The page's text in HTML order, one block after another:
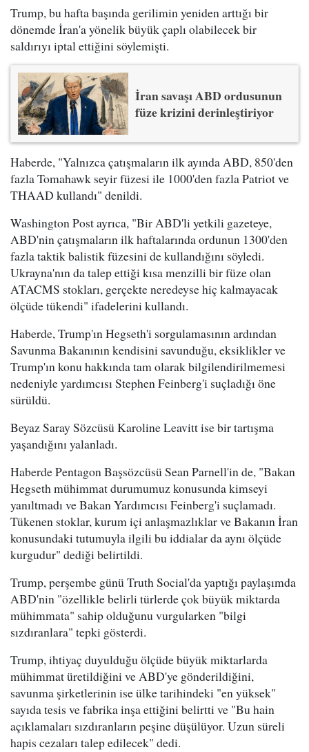
Trump, bu hafta başında gerilimin yeniden arttığı bir
dönemde İran'a yönelik büyük çaplı olabilecek bir
saldırıyı iptal ettiğini söylemişti.
İran savaşı ABD ordusunun
füze krizini derinleştiriyor
Haberde, "Yalnızca çatışmaların ilk ayında ABD, 850'den
fazla Tomahawk seyir füzesi ile 1000'den fazla Patriot ve
THAAD kullandı" denildi.
Washington Post ayrıca, "Bir ABD'li yetkili gazeteye,
ABD'nin çatışmaların ilk haftalarında ordunun 1300'den
fazla taktik balistik füzesini de kullandığını söyledi.
Ukrayna'nın da talep ettiği kısa menzilli bir füze olan
ATACMS stokları, gerçekte neredeyse hiç kalmayacak
ölçüde tükendi" ifadelerini kullandı.
Haberde, Trump'ın Hegseth'i sorgulamasının ardından
Savunma Bakanının kendisini savunduğu, eksiklikler ve
Trump'ın konu hakkında tam olarak bilgilendirilmemesi
nedeniyle yardımcısı Stephen Feinberg'i suçladığı öne
sürüldü.
Beyaz Saray Sözcüsü Karoline Leavitt ise bir tartışma
yaşandığını yalanladı.
Haberde Pentagon Başsözcüsü Sean Parnell'in de, "Bakan
Hegseth mühimmat durumumuz konusunda kimseyi
yanıltmadı ve Bakan Yardımcısı Feinberg'i suçlamadı.
Tükenen stoklar, kurum içi anlaşmazlıklar ve Bakanın İran
konusundaki tutumuyla ilgili bu iddialar da aynı ölçüde
kurgudur" dediği belirtildi.
Trump, perşembe günü Truth Social'da yaptığı paylaşımda
ABD'nin "özellikle belirli türlerde çok büyük miktarda
mühimmata" sahip olduğunu vurgularken "bilgi
sızdıranlara" tepki gösterdi.
Trump, ihtiyaç duyulduğu ölçüde büyük miktarlarda
mühimmat üretildiğini ve ABD'ye gönderildiğini,
savunma şirketlerinin ise ülke tarihindeki "en yüksek"
sayıda tesis ve fabrika inşa ettiğini belirtti ve "Bu hain
açıklamaları sızdıranların peşine düşülüyor. Uzun süreli
hapis cezaları talep edilecek" dedi.